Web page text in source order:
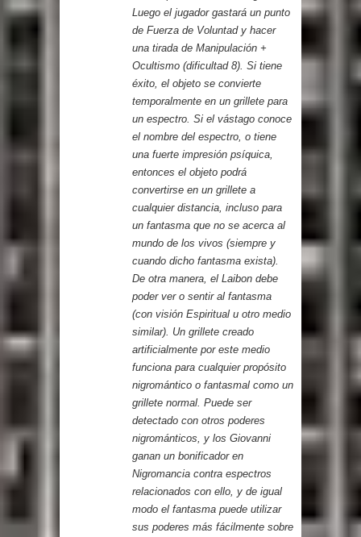
Luego el jugador gastará un punto
de Fuerza de Voluntad y hacer
una tirada de Manipulación +
Ocultismo (dificultad 8). Si tiene
éxito, el objeto se convierte
temporalmente en un grillete para
un espectro. Si el vástago conoce
el nombre del espectro, o tiene
una fuerte impresión psíquica,
entonces el objeto podrá
convertirse en un grillete a
cualquier distancia, incluso para
un fantasma que no se acerca al
mundo de los vivos (siempre y
cuando dicho fantasma exista).
De otra manera, el Laibon debe
poder ver o sentir al fantasma
(con visión Espiritual u otro medio
similar). Un grillete creado
artificialmente por este medio
funciona para cualquier propósito
nigromántico o fantasmal como un
grillete normal. Puede ser
detectado con otros poderes
nigrománticos, y los Giovanni
ganan un bonificador en
Nigromancia contra espectros
relacionados con ello, y de igual
modo el fantasma puede utilizar
sus poderes más fácilmente sobre